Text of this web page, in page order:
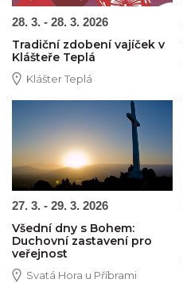
28. 3. - 28. 3. 2026
Tradiční zdobení vajíček v
Klášteře Teplá
Klášter Teplá
27. 3. - 29. 3. 2026
Všední dny s Bohem:
Duchovní zastavení pro
veřejnost
Svatá Hora u Příbrami